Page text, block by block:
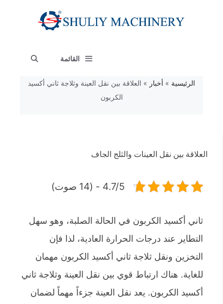
القائمة
الرئيسية » أخبار » العلاقة بين نقل العينة وثلاجة ثاني أكسيد
الكربون
العلاقة بين نقل العينات والثلج الجاف
4.7/5 - (14 صوت)
ثاني أكسيد الكربون في الحالة الصلبة، وهو سهل
التطاير عند درجات الحرارة العادية، لذا فإن
التخزين ونقل ثلاجة ثاني أكسيد الكربون مهمان
للغاية. هناك ارتباط قوي بين نقل العينة وثلاجة ثاني
أكسيد الكربون. يعد نقل العينة جزءاً مهماً لضمان